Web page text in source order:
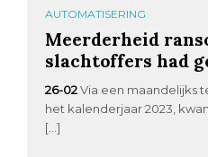
AUTOMATISERING
Meerderheid
slachtoffers had
26-02 Via een maandelijks
het kalenderjaar 2023,
[…]